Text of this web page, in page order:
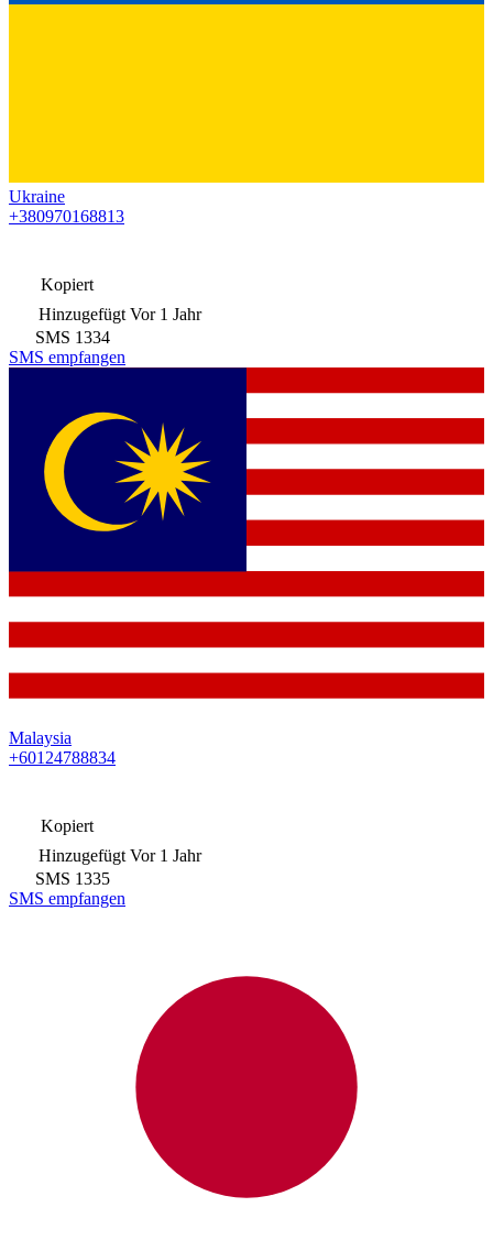
Ukraine
+380970168813
Kopiert
Hinzugefügt Vor 1 Jahr
SMS 1334
SMS empfangen
Malaysia
+60124788834
Kopiert
Hinzugefügt Vor 1 Jahr
SMS 1335
SMS empfangen